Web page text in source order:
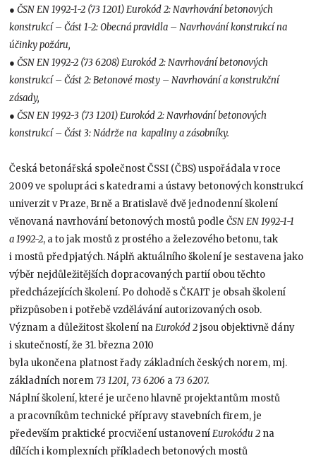
● ČSN EN 1992-1-2 (73 1201) Eurokód 2: Navrhování betonových
konstrukcí – Část 1-2: Obecná pravidla – Navrhování konstrukcí na
účinky požáru,
● ČSN EN 1992-2 (73 6208) Eurokód 2: Navrhování betonových
konstrukcí – Část 2: Betonové mosty – Navrhování a konstrukční
zásady,
● ČSN EN 1992-3 (73 1201) Eurokód 2: Navrhování betonových
konstrukcí – Část 3: Nádrže na kapaliny a zásobníky.
Česká betonářská společnost ČSSI (ČBS) uspořádala v roce
2009 ve spolupráci s katedrami a ústavy betonových konstrukcí
univerzit v Praze, Brně a Bratislavě dvě jednodenní školení
věnovaná navrhování betonových mostů podleČSN EN 1992-1-1
a 1992-2, a to jak mostů z prostého a železového betonu, tak
i mostů předpjatých. Náplň aktuálního školení je sestavena jako
výběr nejdůležitějších dopracovaných partií obou těchto
předcházejících školení. Po dohodě s ČKAIT je obsah školení
přizpůsoben i potřebě vzdělávání autorizovaných osob.
Význam a důležitost školení naEurokód 2jsou objektivně dány
i skutečností, že 31. března 2010
byla ukončena platnost řady základních českých norem, mj.
základních norem 73 1201, 73 6206 a 73 6207.
Náplní školení, které je určeno hlavně projektantům mostů
a pracovníkům technické přípravy stavebních firem, je
především praktické procvičení ustanoveníEurokódu 2 na
dílčích i komplexních příkladech betonových mostů